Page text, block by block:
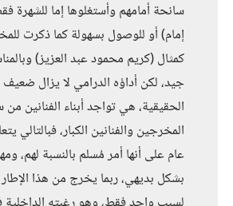
سانحة أمامهم وأستغلوها إما للشهرة
إمام) أو للوصول بسهولة كما ذكرت
كمثال (كريم محمود عبد العزيز)
جيد، لكن أداؤه الدرامي لا يزال
الحقيقية، هي تواجد أبناء
المخرجين والفنانين الكبار، فبالتالي
عام على أنها أمر مُسلم بالنسبة لهم،
بشكل بديهي، ربما يخرج من هذا